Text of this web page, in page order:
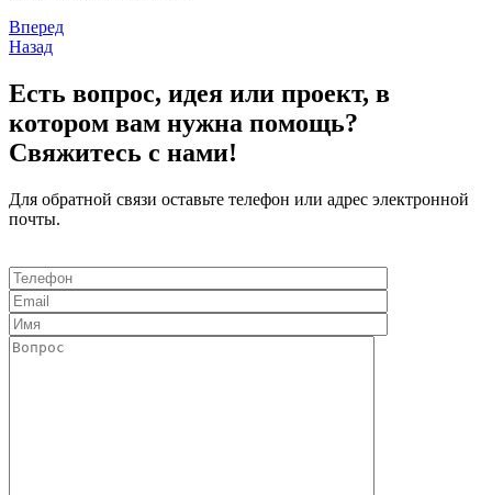
Навигация
по
записям
Вперед
Назад
Есть вопрос, идея или проект, в
котором вам нужна помощь?
Свяжитесь с нами!
Для обратной связи оставьте телефон или адрес электронной
почты.